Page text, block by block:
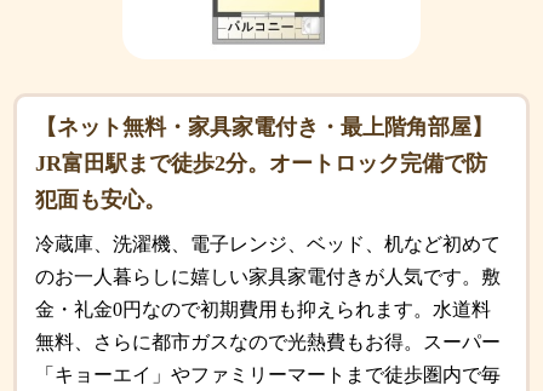
【ネット無料・家具家電付き・最上階角部屋】
JR富田駅まで徒歩2分。オートロック完備で防
犯面も安心。
冷蔵庫、洗濯機、電子レンジ、ベッド、机など初めて
のお一人暮らしに嬉しい家具家電付きが人気です。敷
金・礼金0円なので初期費用も抑えられます。水道料
無料、さらに都市ガスなので光熱費もお得。スーパー
「キョーエイ」やファミリーマートまで徒歩圏内で毎